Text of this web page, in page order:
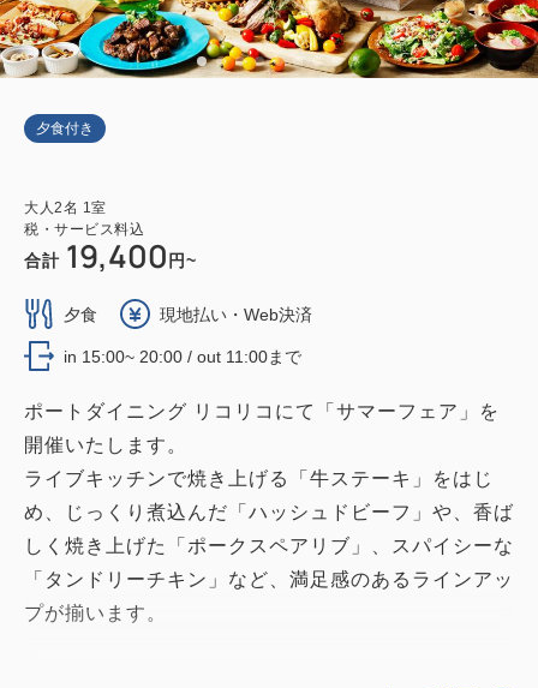
夕食付き
大人2名 1室
税・サービス料込
合計 19,400 円~
夕食 現地払い・Web決済
in 15:00~ 20:00 / out 11:00まで
ポートダイニング リコリコにて「サマーフェア」を
開催いたします。
ライブキッチンで焼き上げる「牛ステーキ」をはじ
め、じっくり煮込んだ「ハッシュドビーフ」や、香ば
しく焼き上げた「ポークスペアリブ」、スパイシーな
「タンドリーチキン」など、満足感のあるラインアッ
プが揃います。